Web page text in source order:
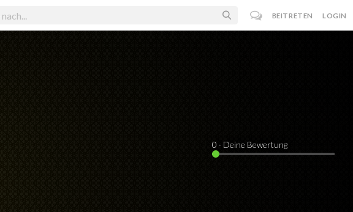
BEITRETEN LOGIN
0 · Deine Bewertung